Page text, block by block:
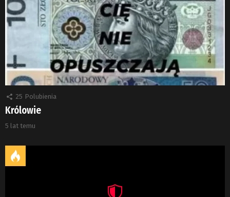
25 Polubienia
Królowie
5 lat temu